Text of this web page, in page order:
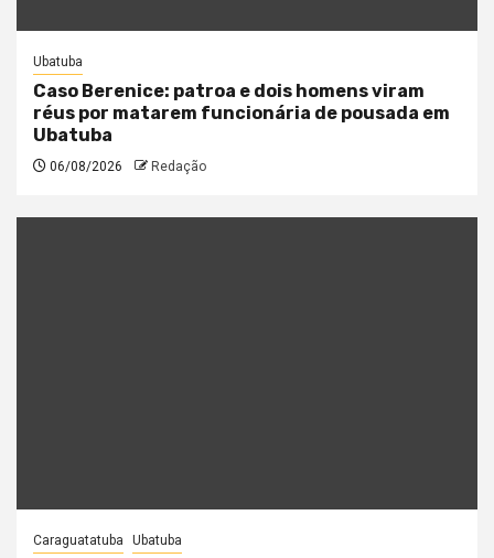
Ubatuba
Caso Berenice: patroa e dois homens viram
réus por matarem funcionária de pousada em
Ubatuba
06/08/2026 Redação
Caraguatatuba Ubatuba